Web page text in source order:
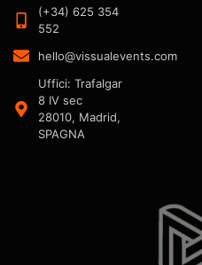
(+34) 625 354
552
hello@vissualevents.com
Uffici: Trafalgar
8 IV sec
28010, Madrid,
SPAGNA